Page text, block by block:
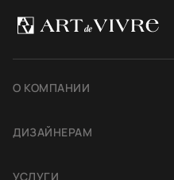
О КОМПАНИИ
ДИЗАЙНЕРАМ
УСЛУГИ